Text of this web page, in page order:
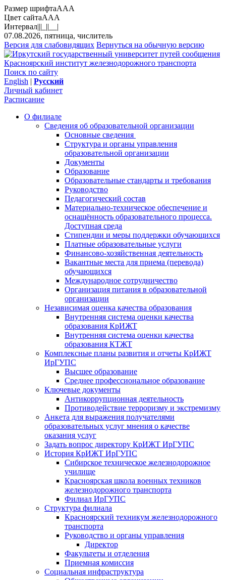
Размер шрифтаAAA
Цвет сайтаAAA
Интервал|||_||__|
07.08.2026, пятница, числитель
Версия для слабовидящих Вернуться на обычную версию
Красноярский институт железнодорожного транспорта
Поиск по сайту
English | Русский
Личный кабинет
Расписание
О филиале
Сведения об образовательной организации
Основные сведения
Структура и органы управления
образовательной организации
Документы
Образование
Образовательные стандарты и требования
Руководство
Педагогический состав
Материально-техническое обеспечение и
оснащённость образовательного процесса.
Доступная среда
Стипендии и меры поддержки обучающихся
Платные образовательные услуги
Финансово-хозяйственная деятельность
Вакантные места для приема (перевода)
обучающихся
Международное сотрудничество
Организация питания в образовательной
организации
Независимая оценка качества образования
Внутренняя система оценки качества
образования КрИЖТ
Внутренняя система оценки качества
образования КТЖТ
Комплексные планы развития и отчеты КрИЖТ
ИрГУПС
Высшее образование
Среднее профессиональное образование
Ключевые документы
Антикоррупционная деятельность
Противодействие терроризму и экстремизму
Анкета для выражения получателями
образовательных услуг мнения о качестве
оказания услуг
Задать вопрос директору КрИЖТ ИрГУПС
История КрИЖТ ИрГУПС
Сибирское техническое железнодорожное
училище
Красноярская школа военных техников
железнодорожного транспорта
Филиал ИрГУПС
Структура филиала
Красноярский техникум железнодорожного
транспорта
Руководство и органы управления
Директор
Факультеты и отделения
Приемная комиссия
Социальная инфраструктура